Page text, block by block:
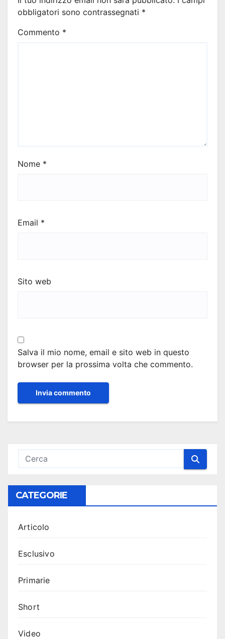
obbligatori sono contrassegnati *
Commento *
Nome *
Email *
Sito web
Salva il mio nome, email e sito web in questo
browser per la prossima volta che commento.
CATEGORIE
Articolo
Esclusivo
Primarie
Short
Video